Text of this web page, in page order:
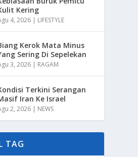
Kering
4, 2026 | LIFESTYLE
Kerok Mata Minus
Sering Di Sepelekan
3, 2026 | RAGAM
Terkini Serangan
Iran Ke Israel
2, 2026 | NEWS
TAG